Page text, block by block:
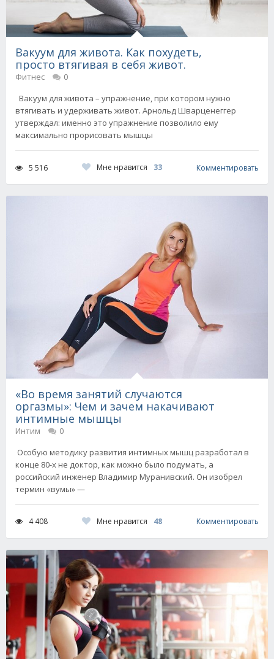
Вакуум для живота. Как похудеть,
просто втягивая в себя живот.
Фитнес
0
Вакуум для живота – упражнение, при котором нужно
втягивать и удерживать живот. Арнольд Шварценеггер
утверждал: именно это упражнение позволило ему
максимально прорисовать мышцы
5 516 Мне нравится 33 Комментировать
«Во время занятий случаются
оргазмы»: Чем и зачем накачивают
интимные мышцы
Интим
0
Особую методику развития интимных мышц разработал в
конце 80-х не доктор, как можно было подумать, а
российский инженер Владимир Муранивский. Он изобрел
термин «вумы» —
4 408 Мне нравится 48 Комментировать